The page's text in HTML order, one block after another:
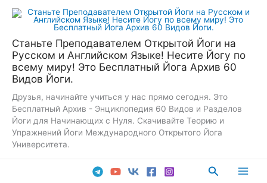
Перейти
Станьте Преподавателем Открытой Йоги на
Русском и Английском Языке! Несите Йогу по
всему миру! Это Бесплатный Йога Архив 60
Видов Йоги.
Друзья, начинайте учиться у нас прямо сегодня. Это
Бесплатный Архив - Энциклопедия 60 Видов и Разделов
Йоги для Начинающих с Нуля. Скачивайте Теорию и
Упражнений Йоги Международного Открытого Йога
Университета.
Поиск